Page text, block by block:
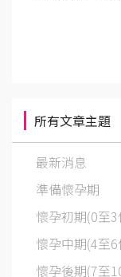
所有文章主題
最新消息
準備懷孕期
懷孕初期(0至
懷孕中期(4至
懷孕後期(7至